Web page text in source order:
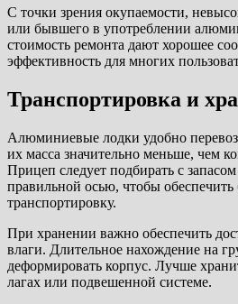
С точки зрения окупаемости,
или бывшего в употреблении
стоимость ремонта дают хорошее
эффективность для многих
Транспортировка и
Алюминиевые лодки удобно
их масса значительно меньше, чем
Прицеп следует подбирать с
правильной осью, чтобы обеспечить
транспортировку.
При хранении важно обеспечить
влаги. Длительное нахождение на
деформировать корпус. Лучше
лагах или подвешенной системе.